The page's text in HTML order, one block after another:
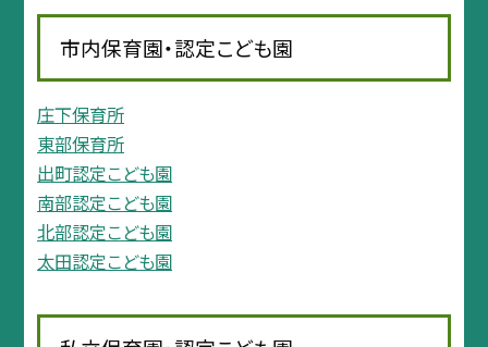
市内保育園・認定こども園
庄下保育所
東部保育所
出町認定こども園
南部認定こども園
北部認定こども園
太田認定こども園